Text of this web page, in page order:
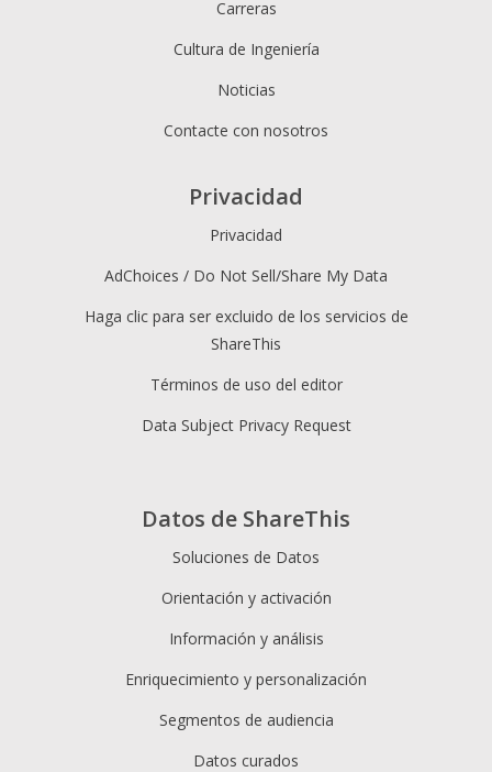
Datos de ShareThis
Soluciones de Datos
Orientación y activación
Información y análisis
Enriquecimiento y personalización
Segmentos de audiencia
Datos curados
Carreras
Cultura de Ingeniería
Noticias
Contacte con nosotros
Privacidad
Privacidad
AdChoices / Do Not Sell/Share My Data
Haga clic para ser excluido de los servicios de
ShareThis
Términos de uso del editor
Data Subject Privacy Request